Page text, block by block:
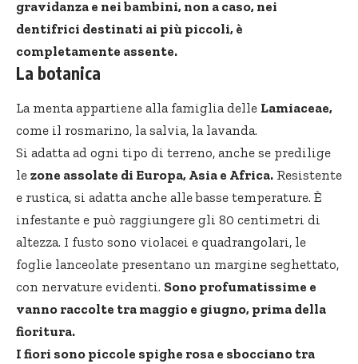
gravidanza e nei bambini, non a caso, nei
dentifrici destinati ai più piccoli, è
completamente assente.
La botanica
La menta appartiene alla famiglia delle Lamiaceae,
come il rosmarino, la salvia, la lavanda.
Si adatta ad ogni tipo di terreno, anche se predilige
le zone assolate di Europa, Asia e Africa. Resistente
e rustica, si adatta anche alle basse temperature. È
infestante e può raggiungere gli 80 centimetri di
altezza. I fusto sono violacei e quadrangolari, le
foglie lanceolate presentano un margine seghettato,
con nervature evidenti. Sono profumatissime e
vanno raccolte tra maggio e giugno, prima della
fioritura.
I fiori sono piccole spighe rosa e sbocciano tra